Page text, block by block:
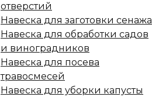
отверстий
Навеска для заготовки сенажа
Навеска для обработки садов
и виноградников
Навеска для посева
травосмесей
Навеска для уборки капусты